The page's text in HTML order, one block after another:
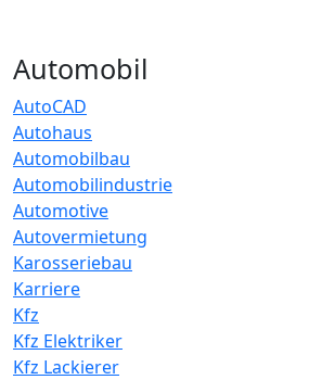
Automobil
AutoCAD
Autohaus
Automobilbau
Automobilindustrie
Automotive
Autovermietung
Karosseriebau
Karriere
Kfz
Kfz Elektriker
Kfz Lackierer